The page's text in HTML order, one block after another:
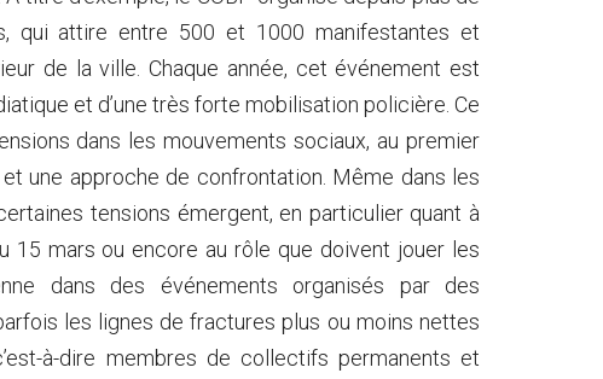
qui attire entre 500 et 1000 manifestantes et
de la ville. Chaque année, cet événement est
et d’une très forte mobilisation policière. Ce
dans les mouvements sociaux, au premier
une approche de confrontation. Même dans les
tensions émergent, en particulier quant à
15 mars ou encore au rôle que doivent jouer les
dans des événements organisés par des
les lignes de fractures plus ou moins nettes
à-dire membres de collectifs permanents et